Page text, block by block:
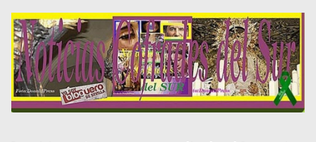
Teatros y salas
Festivales
Circuitos y rutas del
flamenco